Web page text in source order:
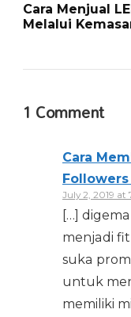
Cara Menjual
Melalui
1 Comment
Cara
July 2, 2019 at
[…]
menjadi
suka
untuk
memiliki